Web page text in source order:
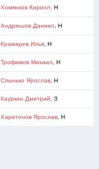
Хомянков Кирилл, Н
Андрюшов Даниил, Н
Крамарев Илья, Н
Трофимов Михаил, Н
Слынько Ярослав, Н
Кауркин Дмитрий , З
Харитонов Ярослав, Н